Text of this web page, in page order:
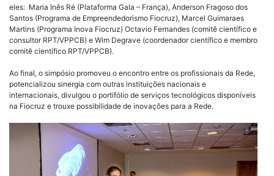
eles: Maria Inês Ré (Plataforma Gala – França), Anderson Fragoso dos
Santos (Programa de Empreendedorismo Fiocruz), Marcel Guimaraes
Martins (Programa Inova Fiocruz) Octavio Fernandes (comitê científico e
consultor RPT/VPPCB) e Wim Degrave (coordenador científico e membro
comitê científico RPT/VPPCB).
Ao final, o simpósio promoveu o encontro entre os profissionais da Rede,
potencializou sinergia com outras instituições nacionais e
internacionais, divulgou o portifólio de serviços tecnológicos disponíveis
na Fiocruz e trouxe possibilidade de inovações para a Rede.